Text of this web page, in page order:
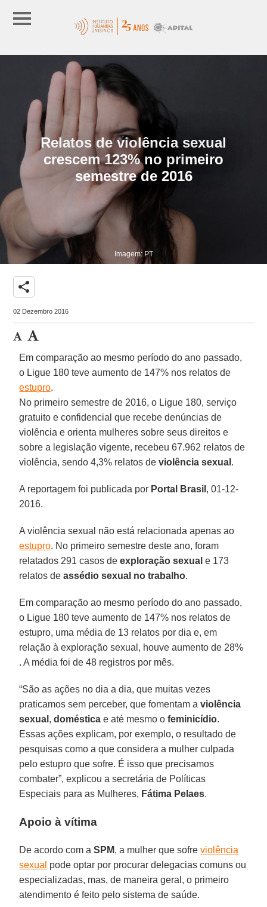
Relatos de violência sexual
crescem 123% no primeiro
semestre de 2016
Imagem: PT
share
02 Dezembro 2016
Em comparação ao mesmo período do ano passado,
o Ligue 180 teve aumento de 147% nos relatos de
estupro.
No primeiro semestre de 2016, o Ligue 180, serviço
gratuito e confidencial que recebe denúncias de
violência e orienta mulheres sobre seus direitos e
sobre a legislação vigente, recebeu 67.962 relatos de
violência, sendo 4,3% relatos deviolência sexual .
A reportagem foi publicada por Portal Brasil , 01-12-
2016.
A violência sexual não está relacionada apenas ao
estupro. No primeiro semestre deste ano, foram
relatados 291 casos deexploração sexual e 173
relatos deassédio sexual no trabalho.
Em comparação ao mesmo período do ano passado,
o Ligue 180 teve aumento de 147% nos relatos de
estupro, uma média de 13 relatos por dia e, em
relação à exploração sexual, houve aumento de 28%
. A média foi de 48 registros por mês.
“São as ações no dia a dia, que muitas vezes
praticamos sem perceber, que fomentam aviolência
sexual ,doméstica e até mesmo ofeminicídio.
Essas ações explicam, por exemplo, o resultado de
pesquisas como a que considera a mulher culpada
pelo estupro que sofre. É isso que precisamos
combater”, explicou a secretária de Políticas
Especiais para as Mulheres, Fátima Pelaes.
Apoio à vítima
De acordo com aSPM, a mulher que sofreviolência
sexual pode optar por procurar delegacias comuns ou
especializadas, mas, de maneira geral, o primeiro
atendimento é feito pelo sistema de saúde.